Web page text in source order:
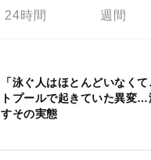
24時間 週間
「泳ぐ人はほとんどいなく
トプールで起きていた異変
すその実態